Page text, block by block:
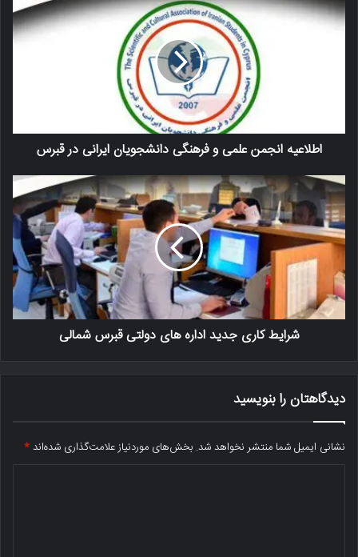
اطلاعیه انجمن علمی و فرهنگی دانشجویان ایرانی در قبرس
شرایط کاری جدید اداره های دولتی قبرس شمالی
دیدگاهتان را بنویسید
نشانی ایمیل شما منتشر نخواهد شد. بخش‌های موردنیاز علامت‌گذاری شده‌اند*